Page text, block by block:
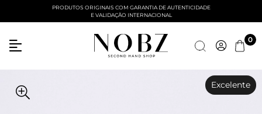
Entre com email ou cpf/cnpj
PRODUTOS ORIGINAIS COM GARANTIA DE AUTENTICIDADE
E VALIDAÇÃO INTERNACIONAL
0
Excelente